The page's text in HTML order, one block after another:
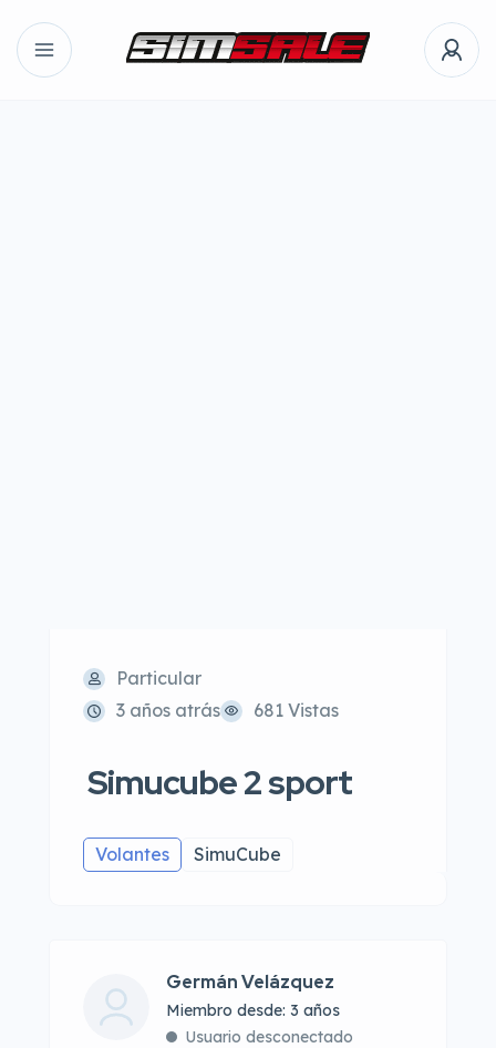
Particular
3 años atrás
681 Vistas
Simucube 2 sport
Volantes SimuCube
Germán Velázquez
Miembro desde: 3 años
Usuario desconectado